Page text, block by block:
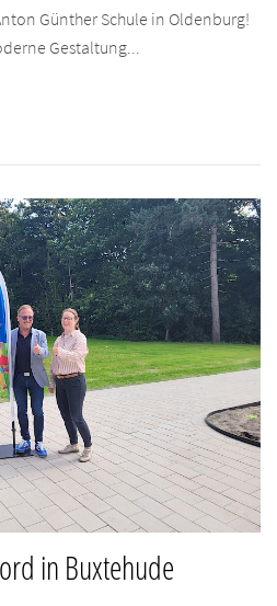
Günther Schule in Oldenburg!
Gestaltung...
in Buxtehude